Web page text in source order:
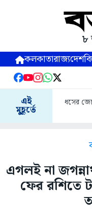
৮
কলকাতারাজ্যদেশ
এই
মুহূর্তে
ধসের
এগলই না
ফের রশিতে